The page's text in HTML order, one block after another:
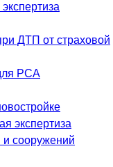
ДТП от страховой
РСА
экспертиза
сооружений